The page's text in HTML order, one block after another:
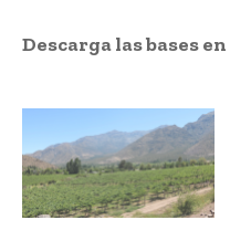
Descarga las bases en